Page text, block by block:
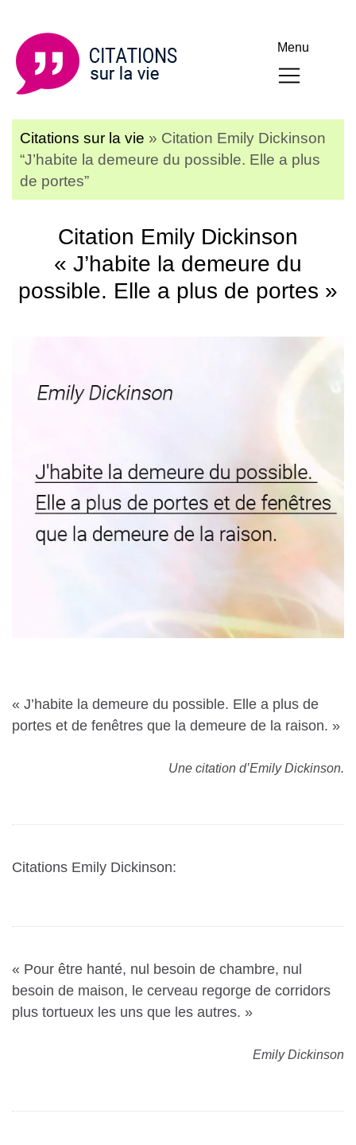
Menu
Citations sur la vie » Citation Emily Dickinson
“J’habite la demeure du possible. Elle a plus
de portes”
Citation Emily Dickinson
« J’habite la demeure du
possible. Elle a plus de portes »
« J’habite la demeure du possible. Elle a plus de
portes et de fenêtres que la demeure de la raison. »
Une citation d’Emily Dickinson.
Citations Emily Dickinson:
« Pour être hanté, nul besoin de chambre, nul
besoin de maison, le cerveau regorge de corridors
plus tortueux les uns que les autres. »
Emily Dickinson